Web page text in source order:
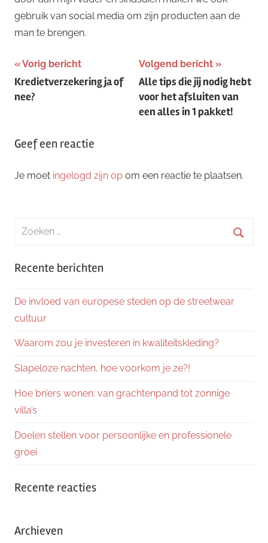
gebruik van social media om zijn producten aan de
man te brengen.
Bericht
navigatie
Vorig bericht
Kredietverzekering ja of
nee?
Volgend bericht
Alle tips die jij nodig hebt
voor het afsluiten van
een alles in 1 pakket!
Geef een reactie
Je moet ingelogd zijn op om een reactie te plaatsen.
Zoeken
Recente berichten
De invloed van europese steden op de streetwear
cultuur
Waarom zou je investeren in kwaliteitskleding?
Slapeloze nachten, hoe voorkom je ze?!
Hoe bn’ers wonen: van grachtenpand tot zonnige
villa’s
Doelen stellen voor persoonlijke en professionele
groei
Recente reacties
Archieven